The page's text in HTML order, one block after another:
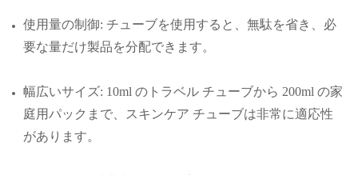
使用量の制御: チューブを使用すると、無駄を省き、必
要な量だけ製品を分配できます。
幅広いサイズ: 10ml のトラベル チューブから 200ml の家
庭用パックまで、スキンケア チューブは非常に適応性
があります。